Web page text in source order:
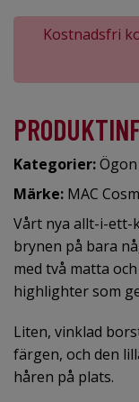
Kostnadsfri
Kategorier:
Märke: MAC
Vårt nya allt-i-
brynen på bara
med två matta
highlighter som
Liten, vinklad
färgen, och den
håren på plats.